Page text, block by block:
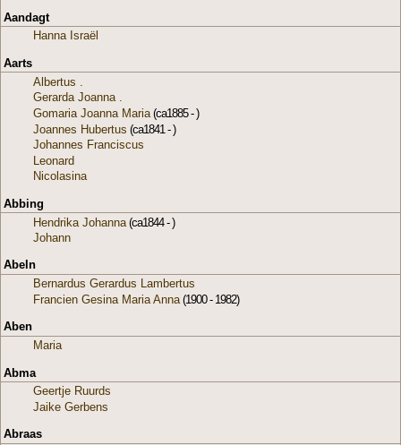
Aandagt
Hanna Israël
Aarts
Albertus .
Gerarda Joanna .
Gomaria Joanna Maria (ca1885 - )
Joannes Hubertus (ca1841 - )
Johannes Franciscus
Leonard
Nicolasina
Abbing
Hendrika Johanna (ca1844 - )
Johann
Abeln
Bernardus Gerardus Lambertus
Francien Gesina Maria Anna (1900 - 1982)
Aben
Maria
Abma
Geertje Ruurds
Jaike Gerbens
Abraas